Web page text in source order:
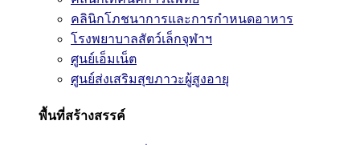
คลินิกโภชนาการและการกำหนดอาหาร
โรงพยาบาลสัตว์เล็กจุฬาฯ
ศูนย์เอ็มเน็ต
ศูนย์ส่งเสริมสุขภาวะผู้สูงอายุ
พื้นที่สร้างสรรค์